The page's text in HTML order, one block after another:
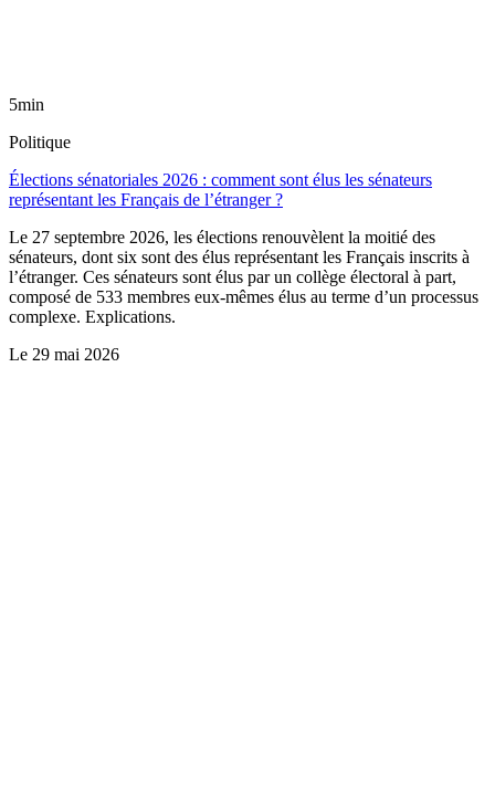
5min
Politique
Élections sénatoriales 2026 : comment sont élus les sénateurs
représentant les Français de l’étranger ?
Le 27 septembre 2026, les élections renouvèlent la moitié des
sénateurs, dont six sont des élus représentant les Français inscrits à
l’étranger. Ces sénateurs sont élus par un collège électoral à part,
composé de 533 membres eux-mêmes élus au terme d’un processus
complexe. Explications.
Le 29 mai 2026